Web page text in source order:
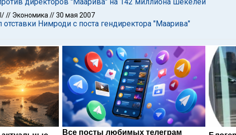
// Экономика //30 мая 2007
отставки Нимроди с поста гендиректора "Маарива"
Все посты любимых телеграм